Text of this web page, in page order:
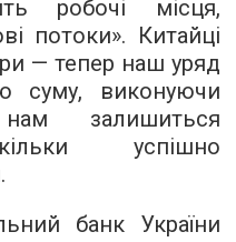
робочі місця,
потоки». Китайці
— тепер наш уряд
суму, виконуючи
залишиться
успішно
банк України